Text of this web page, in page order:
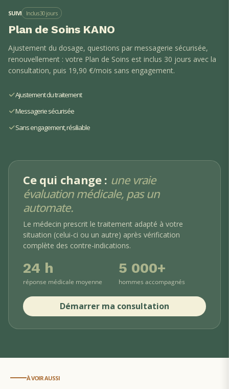
SUIVI Inclus 30 jours
Plan de Soins KANO
Ajustement du dosage, questions par messagerie sécurisée,
renouvellement : votre Plan de Soins est inclus 30 jours avec la
consultation, puis 19,90 €/mois sans engagement.
Ajustement du traitement
Messagerie sécurisée
Sans engagement, résiliable
Ce qui change : une vraie
évaluation médicale, pas un
automate.
Le médecin prescrit le traitement adapté à votre
situation (celui-ci ou un autre) après vérification
complète des contre-indications.
24 h
réponse médicale moyenne
5 000+
hommes accompagnés
Démarrer ma consultation
À VOIR AUSSI